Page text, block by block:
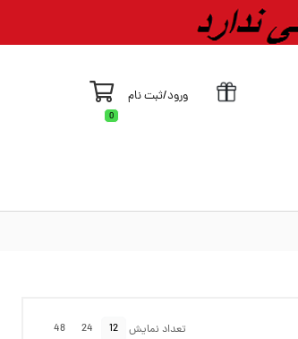
ورود/ثبت نام
0
تعداد نمایش 12
24
48